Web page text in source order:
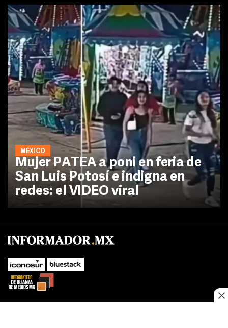
MÉXICO
Mujer PATEA a poni en feria de
San Luis Potosí e indigna en
redes: el VIDEO viral